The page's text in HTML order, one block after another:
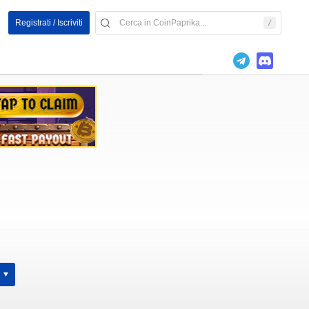
Registrati / Iscriviti